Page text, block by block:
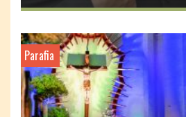
Parafia